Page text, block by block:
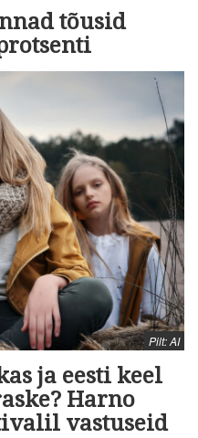
tõusid
Pilt: AI
ja eesti keel
Harno
vastuseid